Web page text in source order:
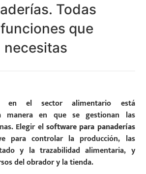
Todas
que
necesitas
en el sector alimentario está
manera en que se gestionan las
Elegir elsoftware para panaderías
para controlar la producción, las
y la trazabilidad alimentaria, y
del obrador y la tienda.